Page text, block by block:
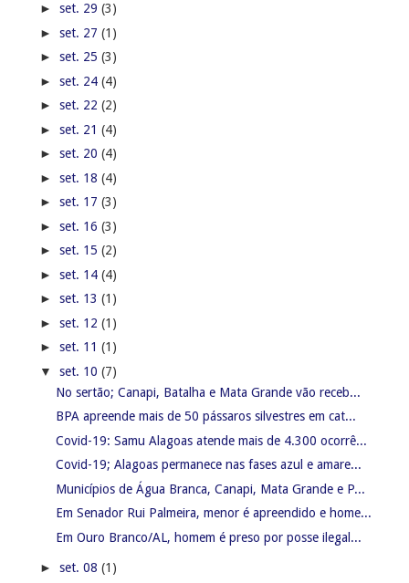
► set. 29 (3)
► set. 27 (1)
► set. 25 (3)
► set. 24 (4)
► set. 22 (2)
► set. 21 (4)
► set. 20 (4)
► set. 18 (4)
► set. 17 (3)
► set. 16 (3)
► set. 15 (2)
► set. 14 (4)
► set. 13 (1)
► set. 12 (1)
► set. 11 (1)
▼ set. 10 (7)
No sertão; Canapi, Batalha e Mata Grande vão receb...
BPA apreende mais de 50 pássaros silvestres em cat...
Covid-19: Samu Alagoas atende mais de 4.300 ocorrê...
Covid-19; Alagoas permanece nas fases azul e amare...
Municípios de Água Branca, Canapi, Mata Grande e P...
Em Senador Rui Palmeira, menor é apreendido e home...
Em Ouro Branco/AL, homem é preso por posse ilegal...
► set. 08 (1)